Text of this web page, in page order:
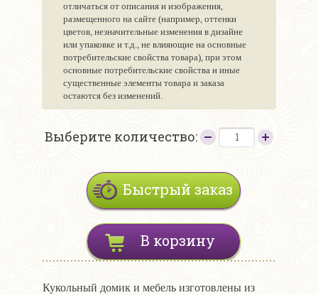
отличаться от описания и изображения,
размещенного на сайте (например, оттенки
цветов, незначительные изменения в дизайне
или упаковке и т.д., не влияющие на основные
потребительские свойства товара), при этом
основные потребительские свойства и иные
существенные элементы товара и заказа
остаются без изменений.
Выберите количество:
Быстрый заказ
В корзину
Кукольный домик и мебель изготовлены из